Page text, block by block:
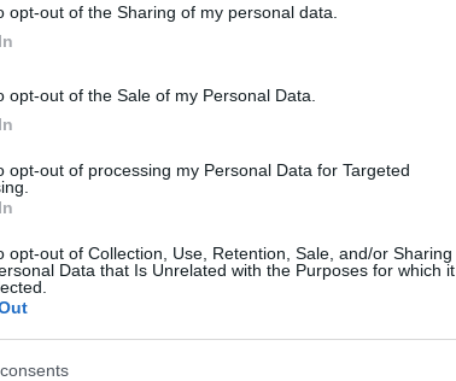
opt-out of the Sharing of my personal data.
opt-out of the Sale of my Personal Data.
opt-out of processing my Personal Data for Targeted
opt-out of Collection, Use, Retention, Sale, and/or Sharing
Data that Is Unrelated with the Purposes for which it
FINANCIACIÓN
Riesgos del encadenamiento de
microcréditos y cómo salir del ciclo
medidas tomar para romper la cadena puede salvar tu
presupuesto; aquí tienes una guía…